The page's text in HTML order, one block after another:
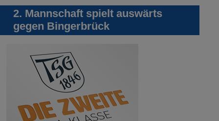
2. Mannschaft spielt auswärts
gegen Bingerbrück